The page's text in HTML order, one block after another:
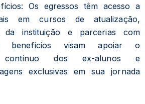
Os egressos têm acesso a
em cursos de atualização,
da instituição e parcerias com
benefícios visam apoiar o
contínuo dos ex-alunos e
exclusivas em sua jornada